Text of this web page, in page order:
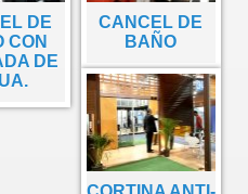
DE
CON
DE
CANCEL DE
BAÑO